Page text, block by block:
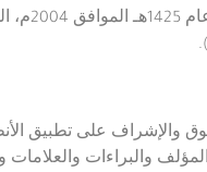
الصادر
مهام تسجيل الحقوق والإشراف
والبراءات والعلامات